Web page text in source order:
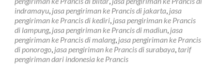
Tangerang
indramayu, jasa pengiriman ke Prancis di jakarta, jasa
pengiriman ke Prancis di kediri, jasa pengiriman ke Prancis
di lampung, jasa pengiriman ke Prancis di madiun, jasa
pengiriman ke Prancis di malang, jasa pengiriman ke Prancis
di ponorogo, jasa pengiriman ke Prancis di surabaya, tarif
pengiriman dari indonesia ke Prancis